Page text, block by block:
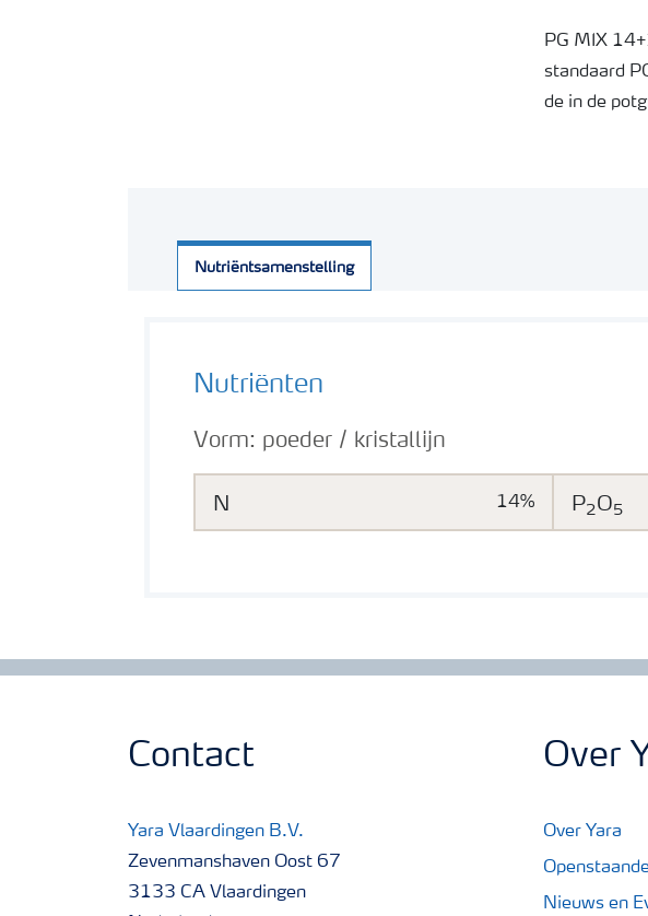
PG MIX
standaard
de in de
Nutriëntsamenstelling
Nutriënten
N 14% P2 O5
Vorm: poeder / kristallijn
Contact
Yara Vlaardingen B.V.
Zevenmanshaven Oost 67
3133 CA Vlaardingen
Over
Over Yara
Nieuws en